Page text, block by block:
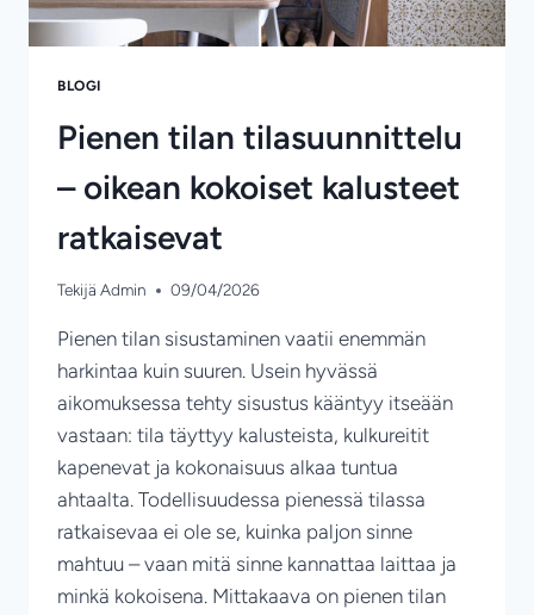
BLOGI
Pienen tilan tilasuunnittelu
– oikean kokoiset kalusteet
ratkaisevat
Tekijä Admin 09/04/2026
Pienen tilan sisustaminen vaatii enemmän
harkintaa kuin suuren. Usein hyvässä
aikomuksessa tehty sisustus kääntyy itseään
vastaan: tila täyttyy kalusteista, kulkureitit
kapenevat ja kokonaisuus alkaa tuntua
ahtaalta. Todellisuudessa pienessä tilassa
ratkaisevaa ei ole se, kuinka paljon sinne
mahtuu – vaan mitä sinne kannattaa laittaa ja
minkä kokoisena. Mittakaava on pienen tilan